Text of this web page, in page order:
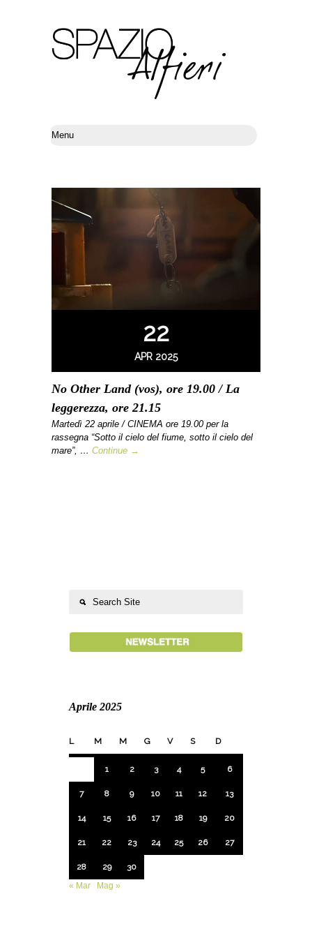
22
APR 2025
No Other Land (vos), ore 19.00 / La
leggerezza, ore 21.15
Martedì 22 aprile / CINEMA ore 19.00 per la
rassegna “Sotto il cielo del fiume, sotto il cielo del
mare”, … Continue →
Aprile 2025
L M M G V S D
1 2 3 4 5 6
7 8 9 10 11 12 13
14 15 16 17 18 19 20
21 22 23 24 25 26 27
28 29
30
« Mar
Mag »